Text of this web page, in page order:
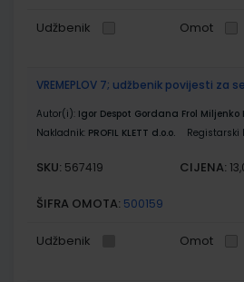
Udžbenik Omot
VREMEPLOV 7; udžbenik povijesti za
Autor(i): Igor Despot Gordana Frol
Nakladnik: PROFIL KLETT d.o.o.
SKU: 567419 CIJENA:
ŠIFRA OMOTA: 500159
Udžbenik Omot